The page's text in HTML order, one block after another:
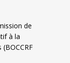
de
à la